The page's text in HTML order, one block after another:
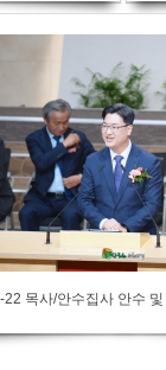
목사/안수집사 안수 및